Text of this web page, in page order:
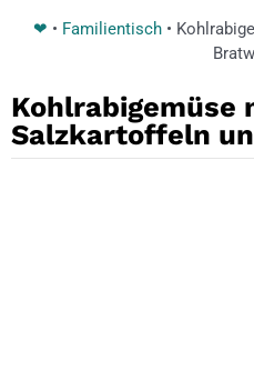
❤ • Familientisch •
Kohlrabigemüse
Salzkartoffeln